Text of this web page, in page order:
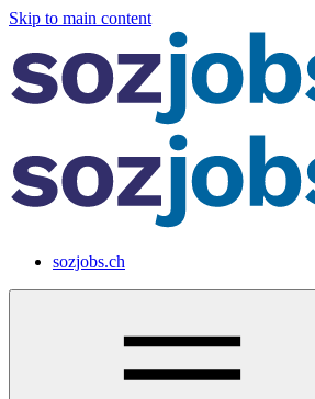
Skip to main content
sozjobs.ch